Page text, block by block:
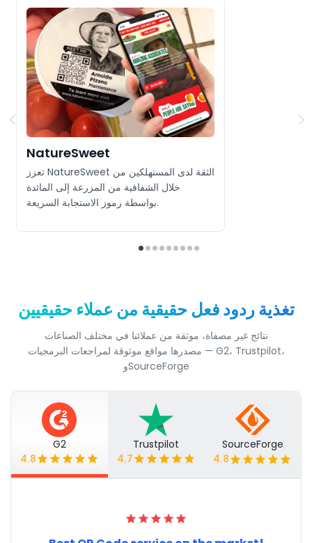
NatureSweet
تعزز NatureSweet الثقة لدى المستهلكين من
خلال الشفافية من المزرعة إلى المائدة
بواسطة رموز الاستجابة السريعة.
تغذية ردود فعل حقيقية من عملاء حقيقيين
نتائج غير مصفاة، موثقة من عملائنا في مختلف الصناعات
مصدرها مواقع موثوقة لمراجعات البرمجيات — G2، Trustpilot،
وSourceForge
G2
4.8
Trustpilot
4.7
SourceForge
4.8